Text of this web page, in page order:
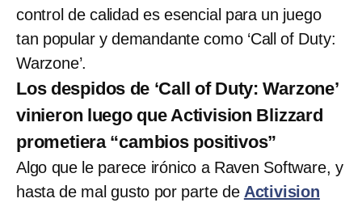
control de calidad es esencial para un juego
tan popular y demandante como ‘Call of Duty:
Warzone’.
Los despidos de ‘Call of Duty: Warzone’
vinieron luego que Activision Blizzard
prometiera “cambios positivos”
Algo que le parece irónico a Raven Software, y
hasta de mal gusto por parte de Activision